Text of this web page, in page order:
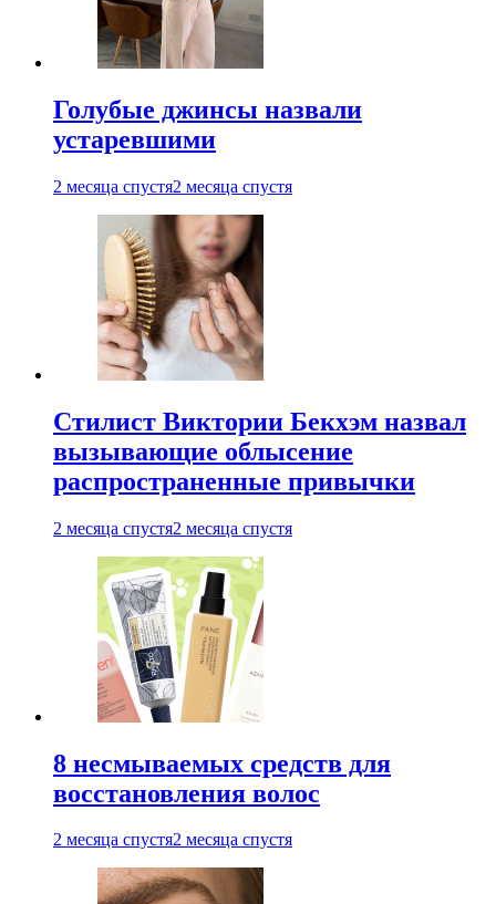
Голубые джинсы назвали
устаревшими
2 месяца спустя2 месяца спустя
Стилист Виктории Бекхэм назвал
вызывающие облысение
распространенные привычки
2 месяца спустя2 месяца спустя
8 несмываемых средств для
восстановления волос
2 месяца спустя2 месяца спустя